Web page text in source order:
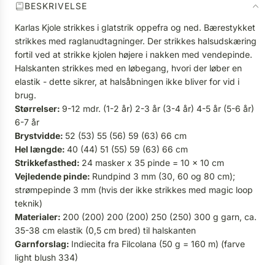
BESKRIVELSE
Karlas Kjole strikkes i glatstrik oppefra og ned. Bærestykket
strikkes med raglanudtagninger. Der strikkes halsudskæring
fortil ved at strikke kjolen højere i nakken med vendepinde.
Halskanten strikkes med en løbegang, hvori der løber en
elastik - dette sikrer, at halsåbningen ikke bliver for vid i
brug.
Størrelser: 9-12 mdr. (1-2 år) 2-3 år (3-4 år) 4-5 år (5-6 år)
6-7 år
Brystvidde: 52 (53) 55 (56) 59 (63) 66 cm
Hel længde: 40 (44) 51 (55) 59 (63) 66 cm
Strikkefasthed: 24 masker x 35 pinde = 10 x 10 cm
Vejledende pinde: Rundpind 3 mm (30, 60 og 80 cm);
strømpepinde 3 mm (hvis der ikke strikkes med magic loop
teknik)
Materialer: 200 (200) 200 (200) 250 (250) 300 g garn, ca.
35-38 cm elastik (0,5 cm bred) til halskanten
Garnforslag: Indiecita fra Filcolana (50 g = 160 m) (farve
light blush 334)